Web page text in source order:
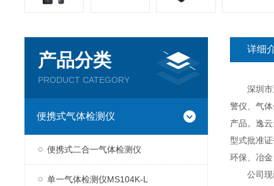
产品分类
PRODUCT CATEGORY
便携式气体检测仪
便携式二合一气体检测仪
单一气体检测仪MS104K-L
详细
深圳市逸
警仪、气
产品。逸
型式批准
环保、冶
公司现已